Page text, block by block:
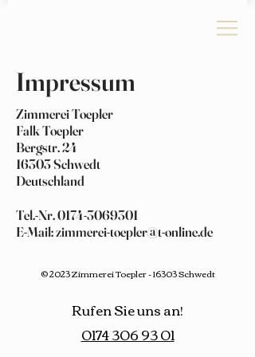
Impressum
Zimmerei Toepler
Falk Toepler
Bergstr. 24
16303 Schwedt
Deutschland
Tel.-Nr.0174-3069301
E-Mail:zimmerei-toepler@t-online.de
© 2023 Zimmerei Toepler - 16303 Schwedt
Rufen Sie uns an!
0174 306 93 01